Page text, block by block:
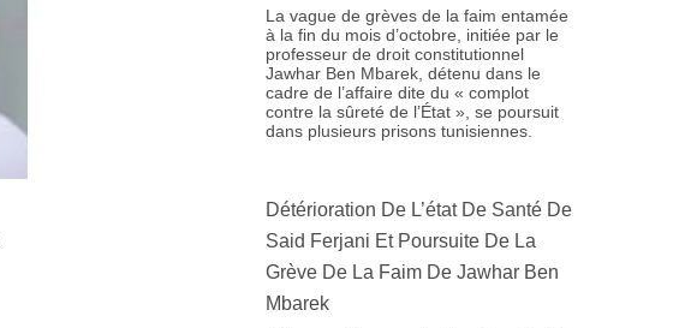
La vague de grèves de la faim entamée
à la fin du mois d’octobre, initiée par le
professeur de droit constitutionnel
Jawhar Ben Mbarek, détenu dans le
cadre de l’affaire dite du « complot
contre la sûreté de l’État », se poursuit
dans plusieurs prisons tunisiennes.
Détérioration De L’état De Santé De
Said Ferjani Et Poursuite De La
Grève De La Faim De Jawhar Ben
Mbarek